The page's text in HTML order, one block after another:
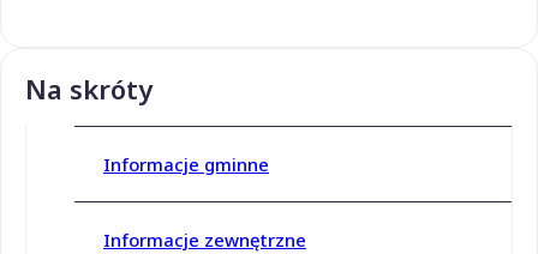
Na skróty
Informacje gminne
Informacje zewnętrzne